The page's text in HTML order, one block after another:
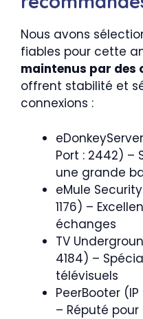
Nous avons
fiables pour cette
maintenus par des
offrent stabilité et
connexions :
eDonkeyServer
Port : 2442) –
une grande
eMule Security
1176) –
échanges
TV
4184) –
télévisuels
PeerBooter (IP :
– Réputé